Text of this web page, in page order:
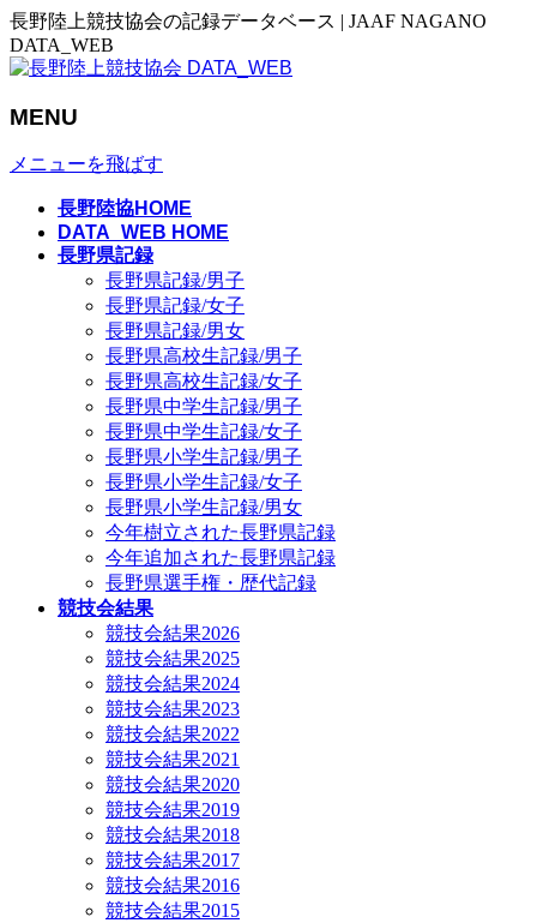
長野陸上競技協会の記録データベース | JAAF NAGANO
DATA_WEB
MENU
メニューを飛ばす
長野陸協HOME
DATA_WEB HOME
長野県記録
長野県記録/男子
長野県記録/女子
長野県記録/男女
長野県高校生記録/男子
長野県高校生記録/女子
長野県中学生記録/男子
長野県中学生記録/女子
長野県小学生記録/男子
長野県小学生記録/女子
長野県小学生記録/男女
今年樹立された長野県記録
今年追加された長野県記録
長野県選手権・歴代記録
競技会結果
競技会結果2026
競技会結果2025
競技会結果2024
競技会結果2023
競技会結果2022
競技会結果2021
競技会結果2020
競技会結果2019
競技会結果2018
競技会結果2017
競技会結果2016
競技会結果2015